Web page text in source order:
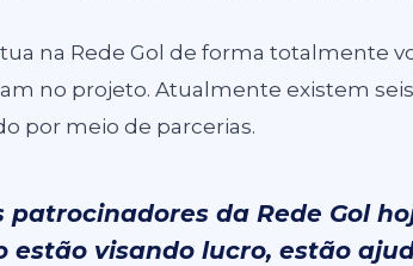
na Rede Gol de forma totalmente
no projeto. Atualmente existem
por meio de parcerias.
patrocinadores da Rede Gol
estão visando lucro, estão